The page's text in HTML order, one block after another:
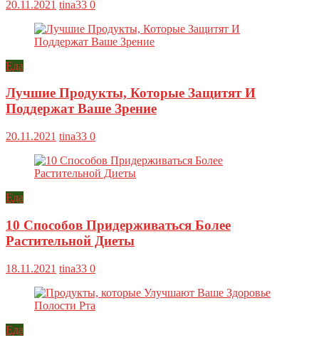
20.11.2021 tina33 0
Еда
Лучшие Продукты, Которые Защитят И
Поддержат Ваше Зрение
20.11.2021 tina33 0
Еда
10 Способов Придерживаться Более
Растительной Диеты
18.11.2021 tina33 0
Еда